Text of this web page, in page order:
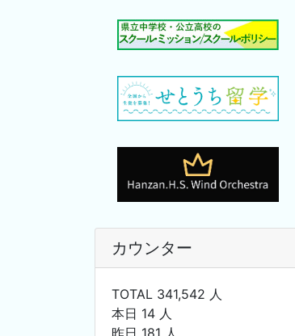
カウンター
TOTAL 341,542 人
本日 14 人